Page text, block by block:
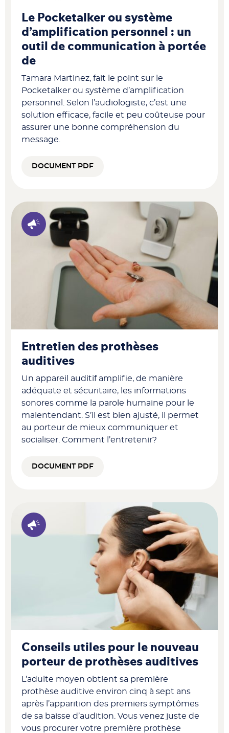
Le Pocketalker ou système
d’amplification personnel : un
outil de communication à portée
de
Tamara Martinez, fait le point sur le
Pocketalker ou système d’amplification
personnel. Selon l’audiologiste, c’est une
solution efficace, facile et peu coûteuse pour
assurer une bonne compréhension du
message.
DOCUMENT PDF
Entretien des prothèses
auditives
Un appareil auditif amplifie, de manière
adéquate et sécuritaire, les informations
sonores comme la parole humaine pour le
malentendant. S’il est bien ajusté, il permet
au porteur de mieux communiquer et
socialiser. Comment l’entretenir?
DOCUMENT PDF
Conseils utiles pour le nouveau
porteur de prothèses auditives
L’adulte moyen obtient sa première
prothèse auditive environ cinq à sept ans
après l’apparition des premiers symptômes
de sa baisse d’audition. Vous venez juste de
vous procurer votre première prothèse